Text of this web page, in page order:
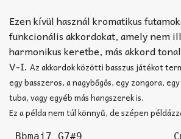
Ezen kívül használ kromatikus
funkcionális akkordokat, amely nem
harmonikus keretbe, más akkord
V-I. Az akkordok közötti basszus játékot
egy basszeros, a nagybőgős, egy zongora,
tuba, vagy egyéb más hangszerek is.
Ez a példa nem túl könnyű, de szépen